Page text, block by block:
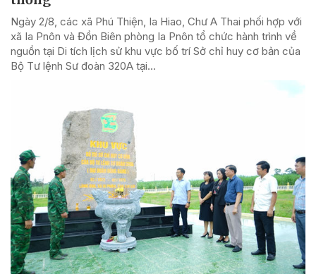
Ngày 2/8, các xã Phú Thiện, Ia Hiao, Chư A Thai phối hợp với
xã Ia Pnôn và Đồn Biên phòng Ia Pnôn tổ chức hành trình về
nguồn tại Di tích lịch sử khu vực bố trí Sở chỉ huy cơ bản của
Bộ Tư lệnh Sư đoàn 320A tại...